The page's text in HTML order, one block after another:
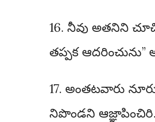
16. నీవు అతనిని
తప్పక ఆదరించును”
17. అంతటవారు
నిపొండని ఆజ్ఞాపించిరి.